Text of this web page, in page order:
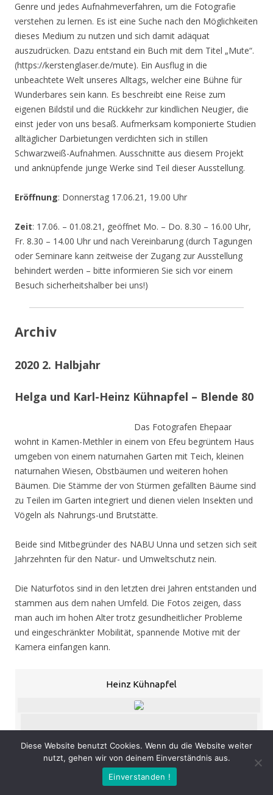
Genre und jedes Aufnahmeverfahren, um die Fotografie
verstehen zu lernen. Es ist eine Suche nach den Möglichkeiten
dieses Medium zu nutzen und sich damit adäquat
auszudrücken. Dazu entstand ein Buch mit dem Titel „Mute“.
(https://kerstenglaser.de/mute). Ein Ausflug in die
unbeachtete Welt unseres Alltags, welcher eine Bühne für
Wunderbares sein kann. Es beschreibt eine Reise zum
eigenen Bildstil und die Rückkehr zur kindlichen Neugier, die
einst jeder von uns besaß. Aufmerksam komponierte Studien
alltäglicher Darbietungen verdichten sich in stillen
Schwarzweiß-Aufnahmen. Ausschnitte aus diesem Projekt
und anknüpfende junge Werke sind Teil dieser Ausstellung.
Eröffnung: Donnerstag 17.06.21, 19.00 Uhr
Zeit: 17.06. – 01.08.21, geöffnet Mo. – Do. 8.30 – 16.00 Uhr,
Fr. 8.30 – 14.00 Uhr und nach Vereinbarung (durch Tagungen
oder Seminare kann zeitweise der Zugang zur Ausstellung
behindert werden – bitte informieren Sie sich vor einem
Besuch sicherheitshalber bei uns!)
Archiv
2020 2. Halbjahr
Helga und Karl-Heinz Kühnapfel – Blende 80
Das Fotografen Ehepaar
wohnt in Kamen-Methler in einem von Efeu begrüntem Haus
umgeben von einem naturnahen Garten mit Teich, kleinen
naturnahen Wiesen, Obstbäumen und weiteren hohen
Bäumen. Die Stämme der von Stürmen gefällten Bäume sind
zu Teilen im Garten integriert und dienen vielen Insekten und
Vögeln als Nahrungs-und Brutstätte.
Beide sind Mitbegründer des NABU Unna und setzen sich seit
Jahrzehnten für den Natur- und Umweltschutz nein.
Die Naturfotos sind in den letzten drei Jahren entstanden und
stammen aus dem nahen Umfeld. Die Fotos zeigen, dass
man auch im hohen Alter trotz gesundheitlicher Probleme
und eingeschränkter Mobilität, spannende Motive mit der
Kamera einfangen kann.
Heinz Kühnapfel
« ‹ von53 › »
: Donnerstag 05.11.20, 19.00 Uhr
: 05.11. – 07.02.21, geöffnet Mo. – Do. 8.30 – 16.00 Uhr,
Diese Website benutzt Cookies. Wenn du die Website weiter
nutzt, gehen wir von deinem Einverständnis aus.
Einverstanden !